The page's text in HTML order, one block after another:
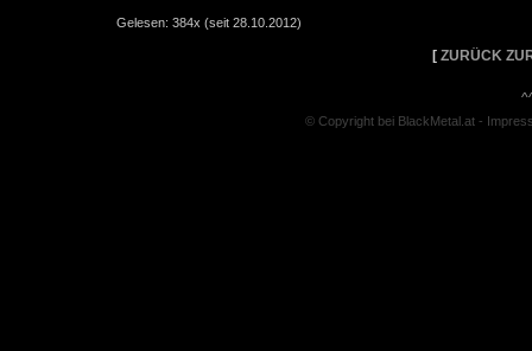
Gelesen: 384x (seit 28.10.2012)
[ ZURÜCK
© Copyright bei BlackMetal.at -